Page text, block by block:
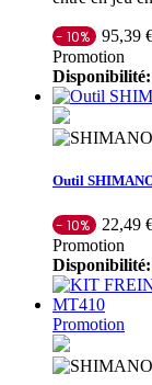
- 10% 95,39
Promotion
Disponibilité:
Outil
- 10% 22,49
Promotion
Disponibilité:
Promotion